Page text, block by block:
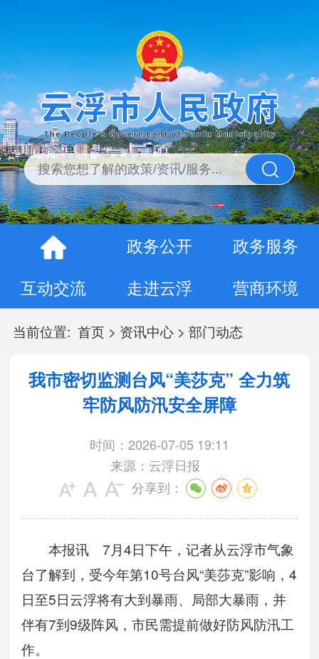
政务公开
政务服务
互动交流
走进云浮 营商环境
当前位置: 首页> 资讯中心> 部门动态
我市密切监测台风“美莎克” 全力筑
牢防风防汛安全屏障
时间：2026-07-05 19:11
来源：云浮日报
分享到：
本报讯 7月4日下午，记者从云浮市气象
台了解到，受今年第10号台风“美莎克”影响，4
日至5日云浮将有大到暴雨、局部大暴雨，并
伴有7到9级阵风，市民需提前做好防风防汛工
作。